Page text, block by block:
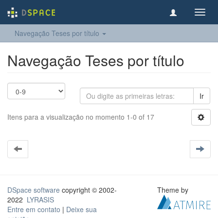
Navegação Teses por título
Navegação Teses por título
Ir
Itens para a visualização no momento 1-0 of 17
DSpace software copyright © 2002-
2022 LYRASIS
Entre em contato | Deixe sua
Theme by